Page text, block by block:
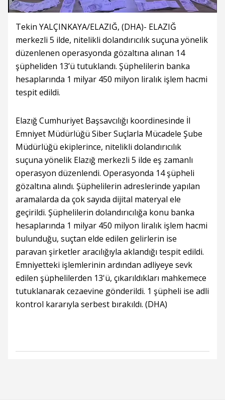
Tekin YALÇINKAYA/ELAZIĞ, (DHA)- ELAZIĞ
merkezli 5 ilde, nitelikli dolandırıcılık suçuna yönelik
düzenlenen operasyonda gözaltına alınan 14
şüpheliden 13’ü tutuklandı. Şüphelilerin banka
hesaplarında 1 milyar 450 milyon liralık işlem hacmi
tespit edildi.
Elazığ Cumhuriyet Başsavcılığı koordinesinde İl
Emniyet Müdürlüğü Siber Suçlarla Mücadele Şube
Müdürlüğü ekiplerince, nitelikli dolandırıcılık
suçuna yönelik Elazığ merkezli 5 ilde eş zamanlı
operasyon düzenlendi. Operasyonda 14 şüpheli
gözaltına alındı. Şüphelilerin adreslerinde yapılan
aramalarda da çok sayıda dijital materyal ele
geçirildi. Şüphelilerin dolandırıcılığa konu banka
hesaplarında 1 milyar 450 milyon liralık işlem hacmi
bulunduğu, suçtan elde edilen gelirlerin ise
paravan şirketler aracılığıyla aklandığı tespit edildi.
Emniyetteki işlemlerinin ardından adliyeye sevk
edilen şüphelilerden 13'ü, çıkarıldıkları mahkemece
tutuklanarak cezaevine gönderildi. 1 şüpheli ise adli
kontrol kararıyla serbest bırakıldı. (DHA)